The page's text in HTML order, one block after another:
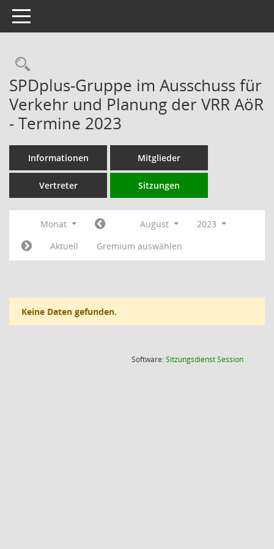
Toggle navigation
Rechercheauswahl
SPDplus-Gruppe im Ausschuss für
Verkehr und Planung der VRR AöR
- Termine 2023
Informationen Mitglieder
Vertreter Sitzungen
Monat August
2023
Aktuell
Gremium auswählen
Keine Daten gefunden.
Software:SitzungsdienstSession(Wird in